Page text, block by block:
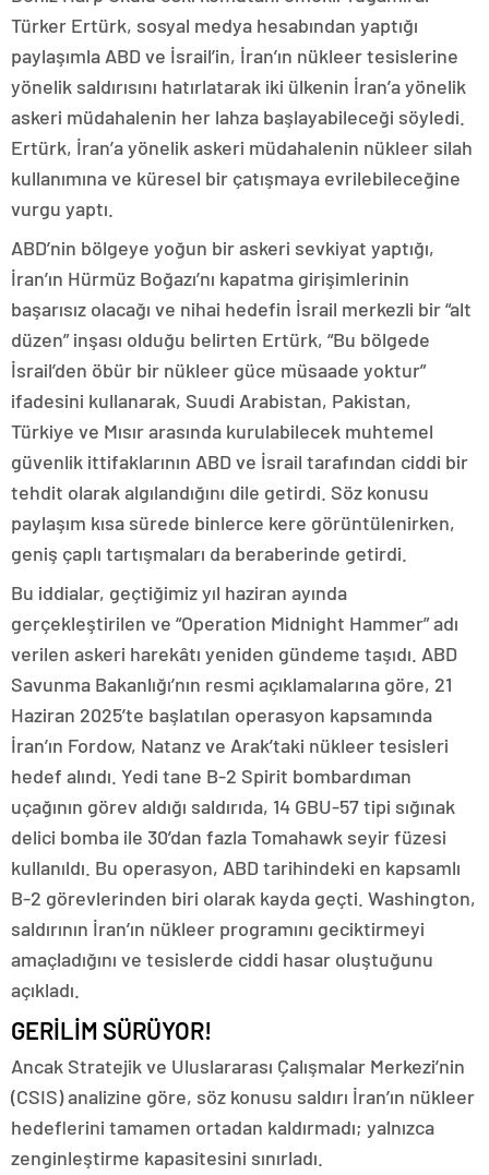
Türker Ertürk, sosyal medya hesabından yaptığı
paylaşımla ABD ve İsrail’in, İran’ın nükleer tesislerine
yönelik saldırısını hatırlatarak iki ülkenin İran’a yönelik
askeri müdahalenin her lahza başlayabileceği söyledi.
Ertürk, İran’a yönelik askeri müdahalenin nükleer silah
kullanımına ve küresel bir çatışmaya evrilebileceğine
vurgu yaptı.
ABD’nin bölgeye yoğun bir askeri sevkiyat yaptığı,
İran’ın Hürmüz Boğazı’nı kapatma girişimlerinin
başarısız olacağı ve nihai hedefin İsrail merkezli bir “alt
düzen” inşası olduğu belirten Ertürk, “Bu bölgede
İsrail’den öbür bir nükleer güce müsaade yoktur”
ifadesini kullanarak, Suudi Arabistan, Pakistan,
Türkiye ve Mısır arasında kurulabilecek muhtemel
güvenlik ittifaklarının ABD ve İsrail tarafından ciddi bir
tehdit olarak algılandığını dile getirdi. Söz konusu
paylaşım kısa sürede binlerce kere görüntülenirken,
geniş çaplı tartışmaları da beraberinde getirdi.
Bu iddialar, geçtiğimiz yıl haziran ayında
gerçekleştirilen ve “Operation Midnight Hammer” adı
verilen askeri harekâtı yeniden gündeme taşıdı. ABD
Savunma Bakanlığı’nın resmi açıklamalarına göre, 21
Haziran 2025’te başlatılan operasyon kapsamında
İran’ın Fordow, Natanz ve Arak’taki nükleer tesisleri
hedef alındı. Yedi tane B-2 Spirit bombardıman
uçağının görev aldığı saldırıda, 14 GBU-57 tipi sığınak
delici bomba ile 30’dan fazla Tomahawk seyir füzesi
kullanıldı. Bu operasyon, ABD tarihindeki en kapsamlı
B-2 görevlerinden biri olarak kayda geçti. Washington,
saldırının İran’ın nükleer programını geciktirmeyi
amaçladığını ve tesislerde ciddi hasar oluştuğunu
açıkladı.
GERİLİM SÜRÜYOR!
Ancak Stratejik ve Uluslararası Çalışmalar Merkezi’nin
(CSIS) analizine göre, söz konusu saldırı İran’ın nükleer
hedeflerini tamamen ortadan kaldırmadı; yalnızca
zenginleştirme kapasitesini sınırladı.